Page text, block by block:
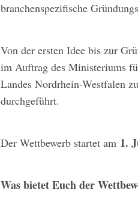
branchenspezifische
Von der ersten Idee bis zur
im Auftrag des Ministeriums
Landes Nordrhein-Westfalen
durchgeführt.
Der Wettbewerb startet am 1.
Was bietet Euch der